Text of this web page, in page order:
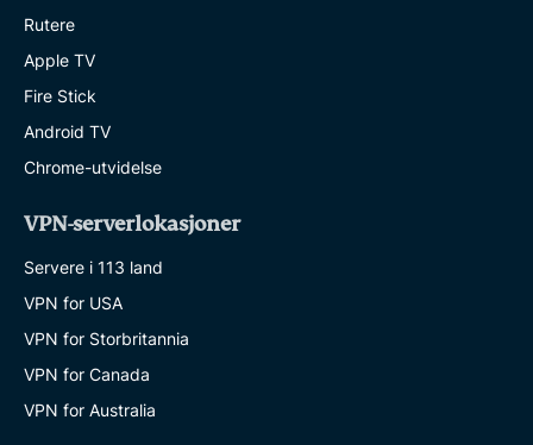
Rutere
Apple TV
Fire Stick
Android TV
Chrome-utvidelse
VPN-serverlokasjoner
Servere i 113 land
VPN for USA
VPN for Storbritannia
VPN for Canada
VPN for Australia